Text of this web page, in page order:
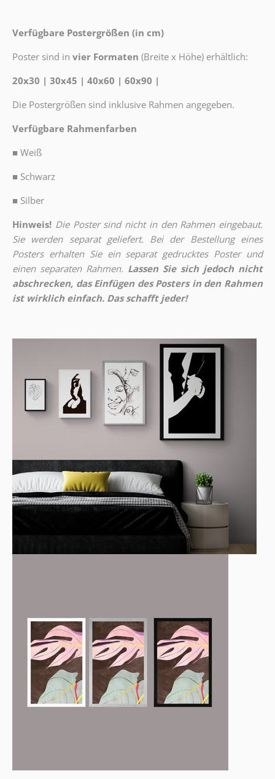
Verfügbare Postergrößen (in cm)
Poster sind in vier Formaten (Breite x Höhe) erhältlich:
20x30 | 30x45 | 40x60 | 60x90 |
Die Postergrößen sind inklusive Rahmen angegeben.
Verfügbare Rahmenfarben
■ Weiß
■ Schwarz
■ Silber
Hinweis! Die Poster sind nicht in den Rahmen eingebaut.
Sie werden separat geliefert. Bei der Bestellung eines
Posters erhalten Sie ein separat gedrucktes Poster und
einen separaten Rahmen. Lassen Sie sich jedoch nicht
abschrecken, das Einfügen des Posters in den Rahmen
ist wirklich einfach. Das schafft jeder!